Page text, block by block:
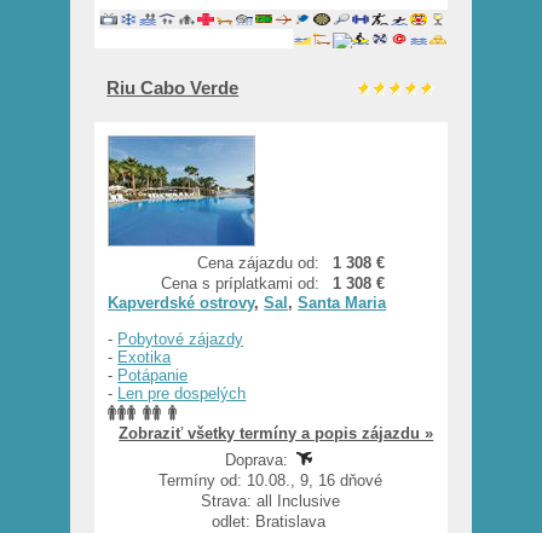
Riu Cabo Verde
Cena zájazdu od:
1 308 €
Cena s príplatkami od:
1 308 €
Kapverdské ostrovy,Sal ,Santa Maria
- Pobytové zájazdy
- Exotika
- Potápanie
- Len pre dospelých
Zobraziť všetky termíny a popis zájazdu »
Doprava:
Termíny od: 10.08., 9, 16 dňové
Strava: all Inclusive
odlet: Bratislava